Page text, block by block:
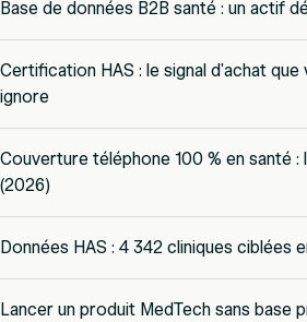
Base de données B2B santé : un actif
Certification HAS : le signal d'achat que
ignore
Couverture téléphone 100 % en santé :
(2026)
Données HAS : 4 342 cliniques ciblées
Lancer un produit MedTech sans base